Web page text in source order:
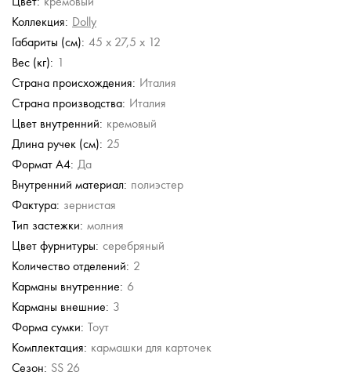
Коллекция: Dolly
Габариты (см): 45 x 27,5 x 12
Вес (кг): 1
Страна происхождения: Италия
Страна производства: Италия
Цвет внутренний: кремовый
Длина ручек (см): 25
Формат А4: Да
Внутренний материал: полиэстер
Фактура: зернистая
Тип застежки: молния
Цвет фурнитуры: серебряный
Количество отделений: 2
Карманы внутренние: 6
Карманы внешние: 3
Форма сумки: Тоут
Комплектация: кармашки для карточек
Сезон: SS 26